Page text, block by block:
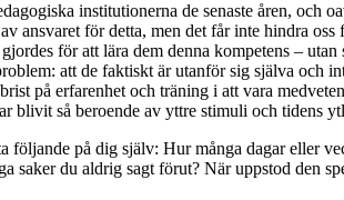
institutionerna de senaste åren,
ansvaret för detta, men det får inte hindra
för att lära dem denna kompetens –
att de faktiskt är utanför sig själva
på erfarenhet och träning i att vara
blivit så beroende av yttre stimuli och tidens
följande på dig själv: Hur många dagar eller
saker du aldrig sagt förut? När uppstod den